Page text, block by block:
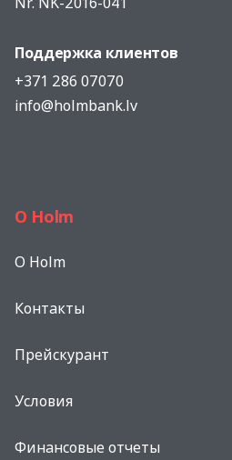
Поддержка клиентов
+371 286 07070
info@holmbank.lv
О Holm
O Holm
Контакты
Прейскурант
Условия
Финансовые отчеты